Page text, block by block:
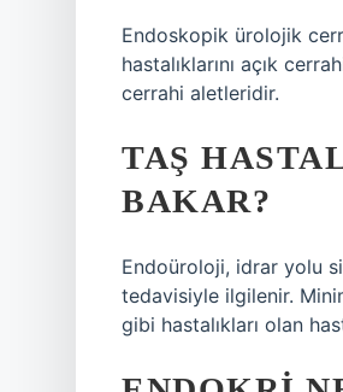
Endoskopik ürolojik
hastalıklarını açık
cerrahi aletleridir.
TAŞ
BAKAR?
Endoüroloji, idrar yolu
tedavisiyle ilgilenir.
gibi hastalıkları olan